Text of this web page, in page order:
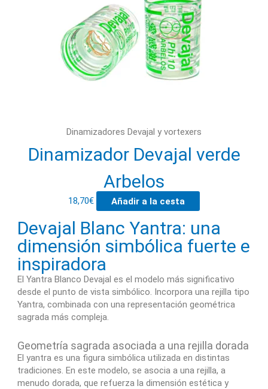
Dinamizadores Devajal y vortexers
Dinamizador Devajal verde
Arbelos
18,70€ Añadir a la cesta
Devajal Blanc Yantra: una
dimensión simbólica fuerte e
inspiradora
El Yantra Blanco Devajal es el modelo más significativo
desde el punto de vista simbólico. Incorpora una rejilla tipo
Yantra, combinada con una representación geométrica
sagrada más compleja.
Geometría sagrada asociada a una rejilla dorada
El yantra es una figura simbólica utilizada en distintas
tradiciones. En este modelo, se asocia a una rejilla, a
menudo dorada, que refuerza la dimensión estética y